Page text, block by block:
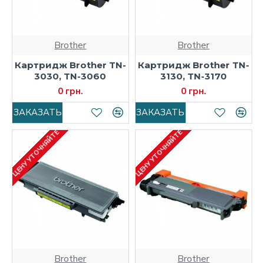
Brother
Картридж Brother TN-
3030, TN-3060
0 грн.
ЗАКАЗАТЬ
Brother
Картридж Brother TN-
3130, TN-3170
0 грн.
ЗАКАЗАТЬ
ЦЕНУ УТОЧНЯЙТЕ
Brother
ЦЕНУ УТОЧНЯЙТЕ
Brother